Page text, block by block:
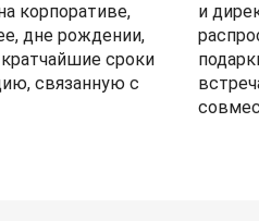
корпоративе,
дне рождении,
сроки
связанную с
и